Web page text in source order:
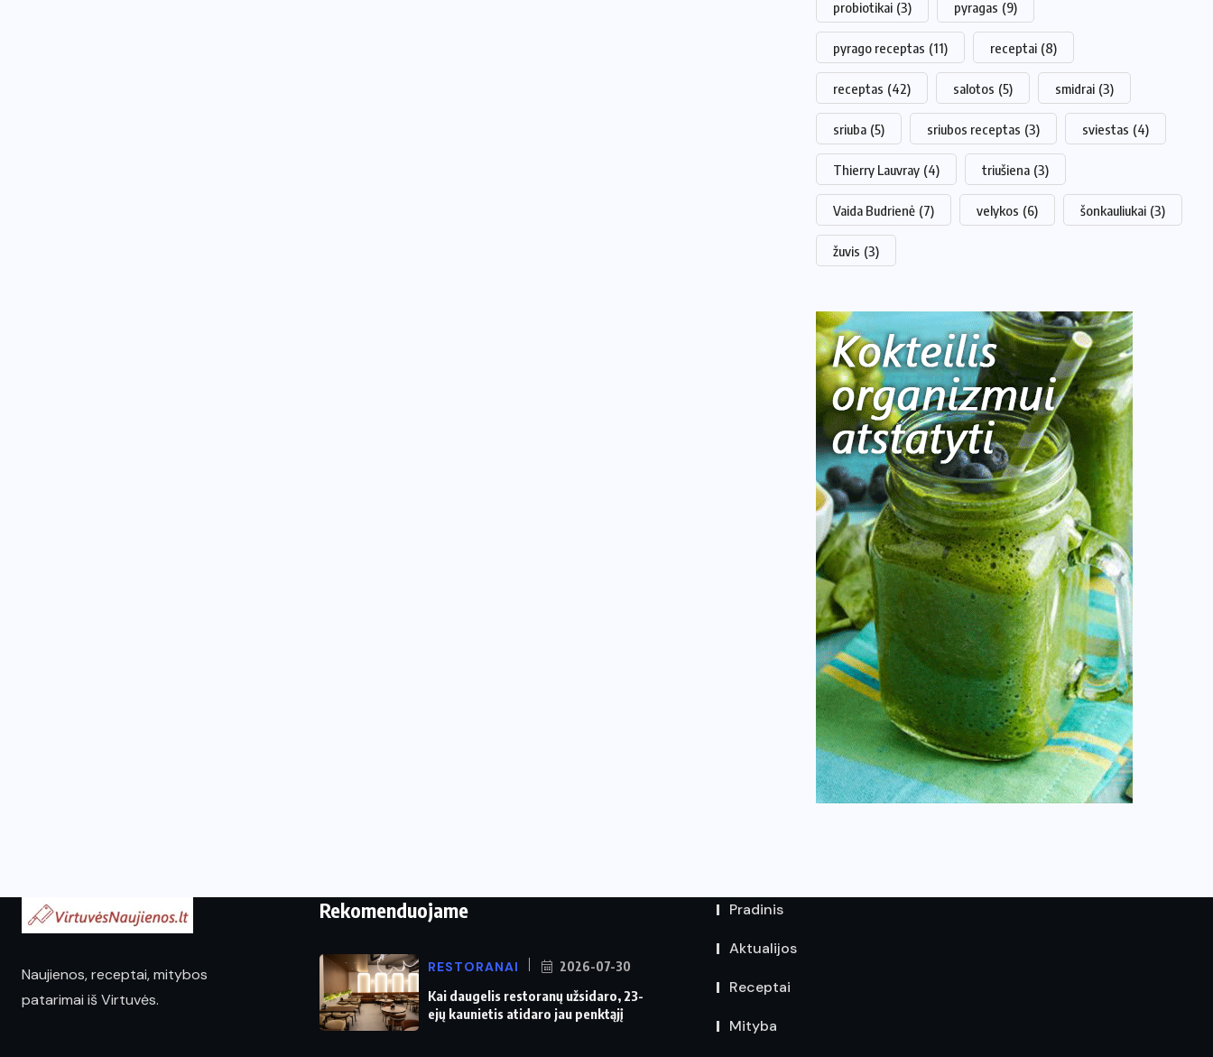
probiotikai (3) pyragas (9)
pyrago receptas (11) receptai (8)
receptas (42) salotos (5) smidrai (3)
sriuba (5) sriubos receptas (3) sviestas (4)
Thierry Lauvray (4) triušiena (3)
Vaida Budrienė (7) velykos (6) šonkauliukai (3)
žuvis (3)
Naujienos, receptai, mitybos
patarimai iš Virtuvės.
Rekomenduojame
RESTORANAI 2026-07-30
Kai daugelis restoranų užsidaro, 23-
ejų kaunietis atidaro jau penktąjį
Pradinis
Aktualijos
Receptai
Mityba